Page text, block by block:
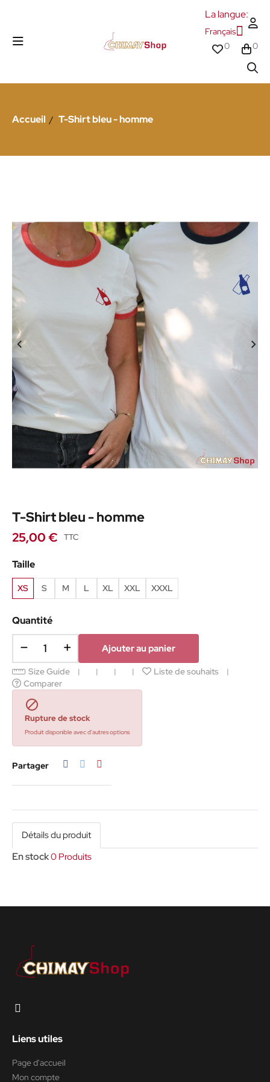
La langue:
Français
0
0
Accueil T-Shirt bleu - homme
T-Shirt bleu - homme
25,00 € TTC
Taille
XS S M L XL XXL XXXL
Quantité
Ajouter au panier
Size Guide
Liste de souhaits
Comparer

Rupture de stock
Produit disponible avec d'autres options
Partager
Détails du produit
En stock0 Produits
Liens utiles
Page d'accueil
Mon compte